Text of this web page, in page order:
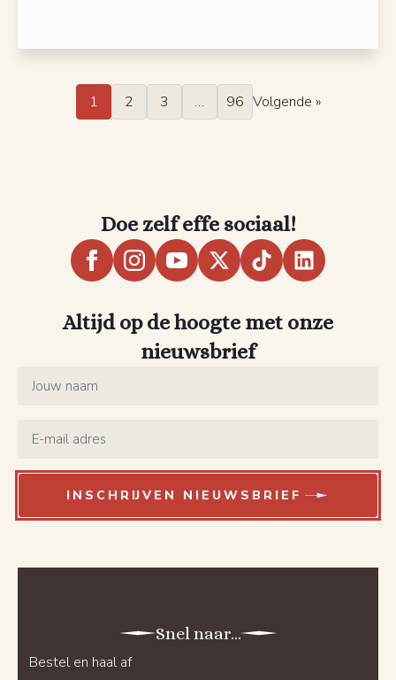
1 2 3 … 96 Volgende »
Doe zelf effe sociaal!
Altijd op de hoogte met onze
nieuwsbrief
INSCHRIJVEN NIEUWSBRIEF
Snel naar...
Bestel en haal af